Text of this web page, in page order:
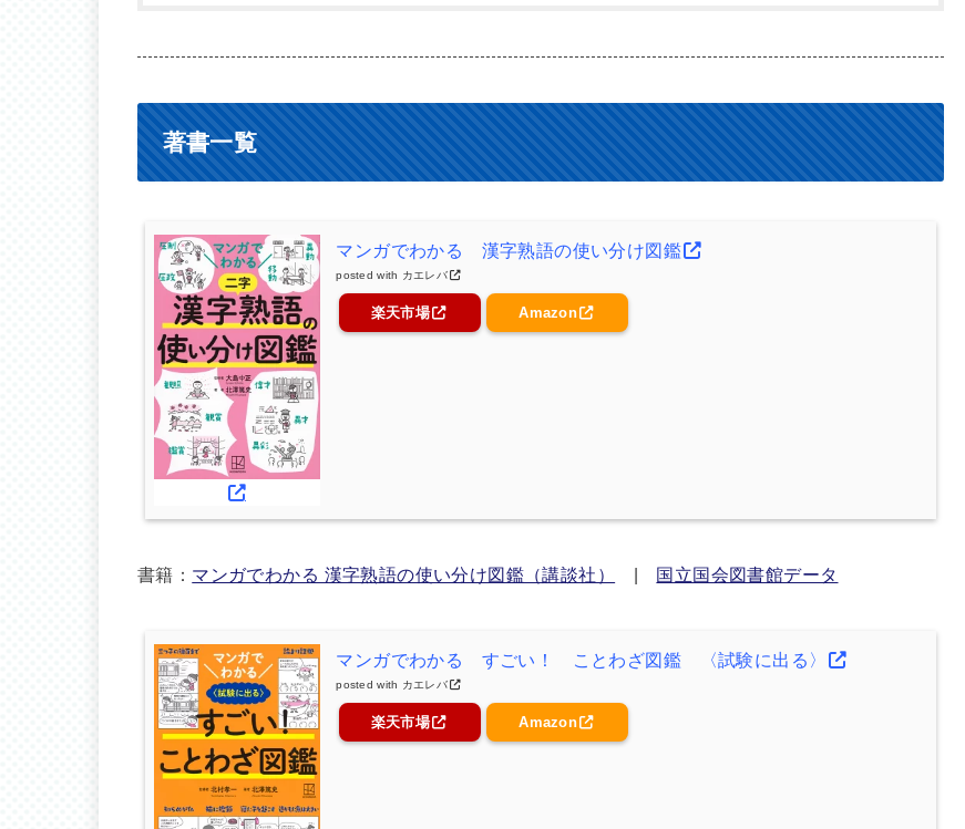
著書一覧
マンガでわかる 漢字熟語の使い分け図鑑
posted with カエレバ
楽天市場 Amazon
書籍： マンガでわかる 漢字熟語の使い分け図鑑（講談社） 国立国会図書館データ
マンガでわかる すごい！ ことわざ図鑑 〈試験に出る〉
posted with カエレバ
楽天市場 Amazon